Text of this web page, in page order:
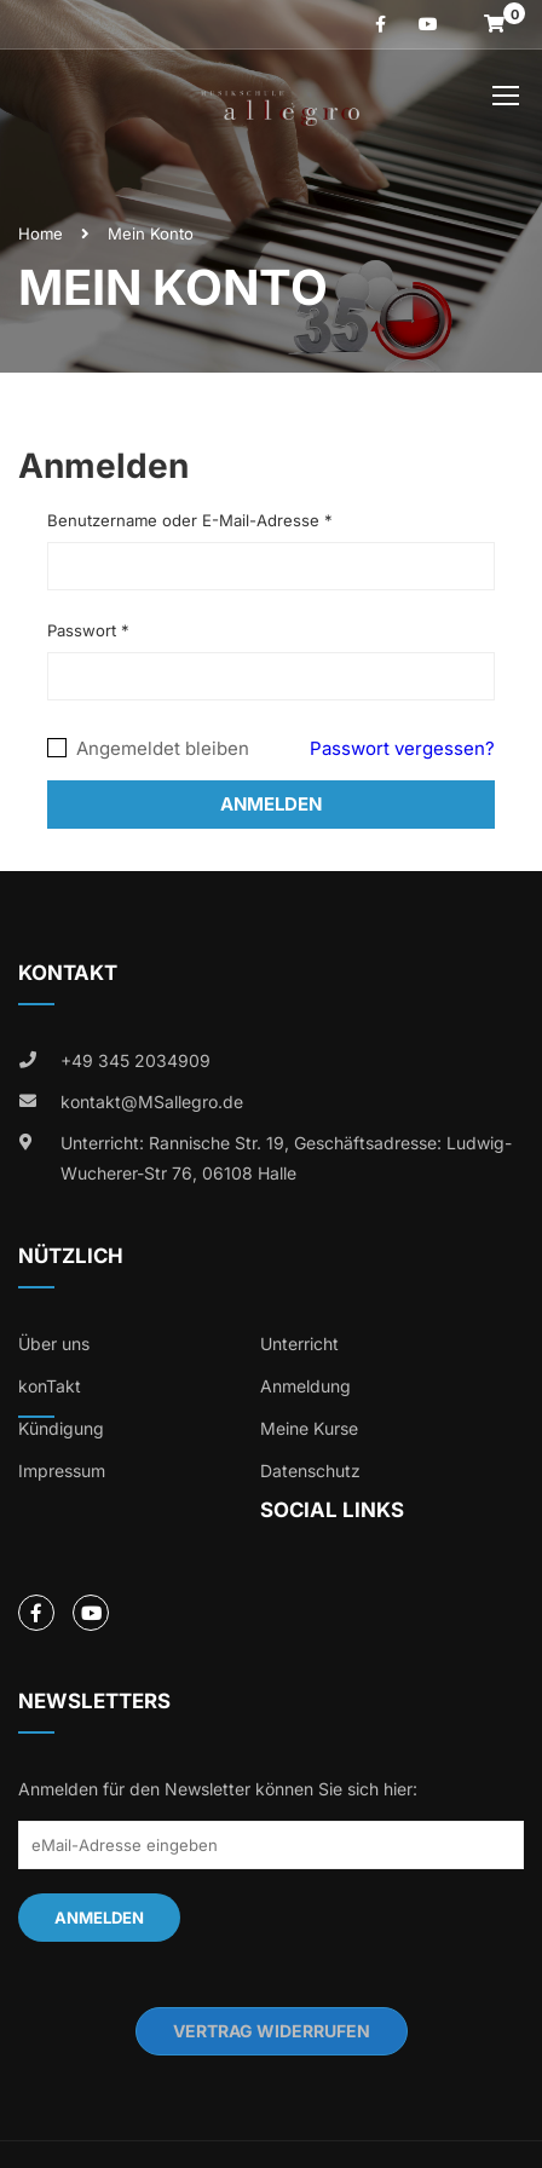
0
Home Mein Konto
MEIN KONTO
Anmelden
Benutzername oder E-Mail-Adresse *
Passwort *
Angemeldet bleiben Passwort vergessen?
ANMELDEN
KONTAKT
+49 345 2034909
kontakt@MSallegro.de
Unterricht: Rannische Str. 19, Geschäftsadresse: Ludwig-
Wucherer-Str 76, 06108 Halle
NÜTZLICH
Über uns Unterricht
konTakt Anmeldung
Kündigung Meine Kurse
Impressum Datenschutz
SOCIAL LINKS
NEWSLETTERS
Anmelden für den Newsletter können Sie sich hier:
VERTRAG WIDERRUFEN